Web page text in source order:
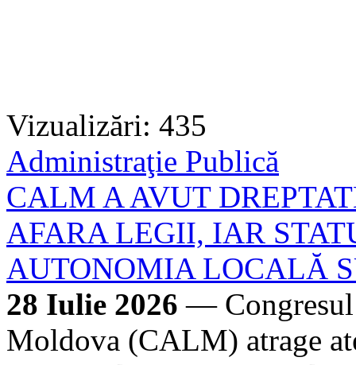
Vizualizări: 435
Administraţie Publică
CALM A AVUT
AFARA LEGII, IAR
AUTONOMIA LOCALĂ
28 Iulie 2026 —
Moldova (CALM) atrage